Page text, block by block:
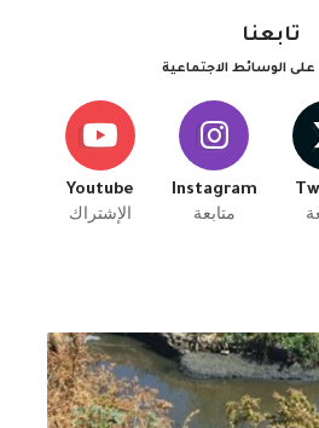
تابعنا
على الوسائط الاجتماعية
Instagram
متابعة
Youtube
الإشتراك